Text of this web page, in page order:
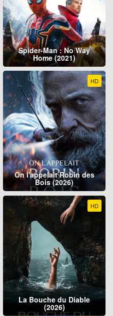
Spider-Man : No Way
Home (2021)
HD
On l'appelait Robin des
Bois (2026)
HD
La Bouche du Diable
(2026)